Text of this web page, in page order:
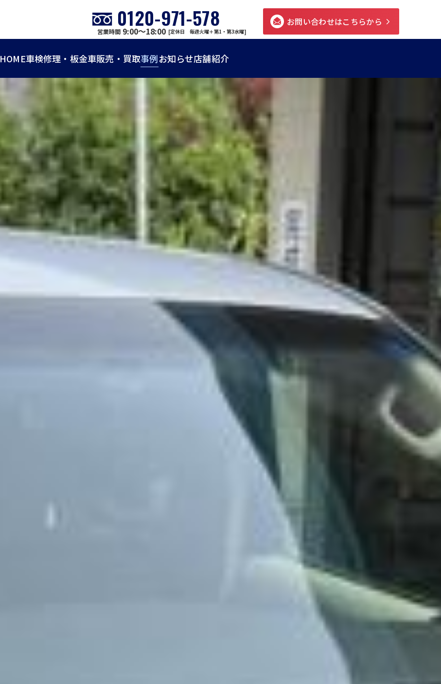
0120-971-578
営業時間 9:00～18:00 [定休日 毎週火曜＋第1・第3水曜]
お問い合わせはこちらから
HOME車検修理・板金車販売・買取事例お知らせ店舗紹介